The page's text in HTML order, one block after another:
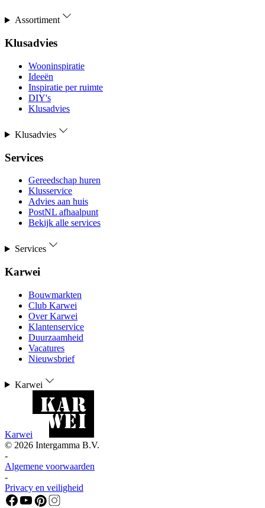
Assortiment
Klusadvies
Wooninspiratie
Ideeën
Inspiratie per ruimte
DIY's
Klusadvies
Klusadvies
Services
Gereedschap huren
Klusservice
Advies aan huis
PostNL afhaalpunt
Bekijk alle services
Services
Karwei
Bouwmarkten
Club Karwei
Over Karwei
Klantenservice
Duurzaamheid
Vacatures
Nieuwsbrief
Karwei
Karwei
© 2026 Intergamma B.V.
-
Algemene voorwaarden
-
Privacy en veiligheid